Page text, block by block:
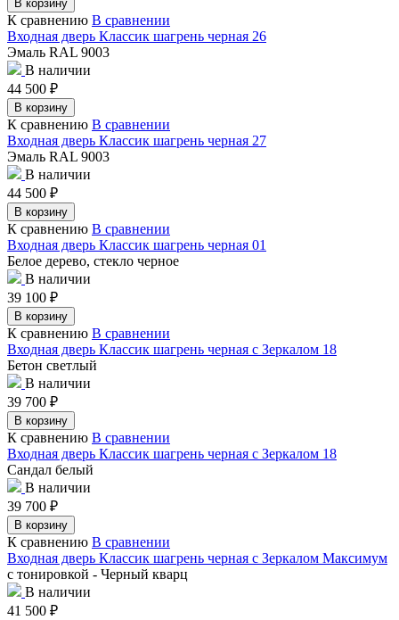
В корзину
К сравнению В сравнении
Входная дверь Классик шагрень черная 26
Эмаль RAL 9003
В наличии
44 500 ₽
В корзину
К сравнению В сравнении
Входная дверь Классик шагрень черная 27
Эмаль RAL 9003
В наличии
44 500 ₽
В корзину
К сравнению В сравнении
Входная дверь Классик шагрень черная 01
Белое дерево, стекло черное
В наличии
39 100 ₽
В корзину
К сравнению В сравнении
Входная дверь Классик шагрень черная с Зеркалом 18
Бетон светлый
В наличии
39 700 ₽
В корзину
К сравнению В сравнении
Входная дверь Классик шагрень черная с Зеркалом 18
Сандал белый
В наличии
39 700 ₽
В корзину
К сравнению В сравнении
Входная дверь Классик шагрень черная с Зеркалом Максимум
с тонировкой - Черный кварц
В наличии
41 500 ₽